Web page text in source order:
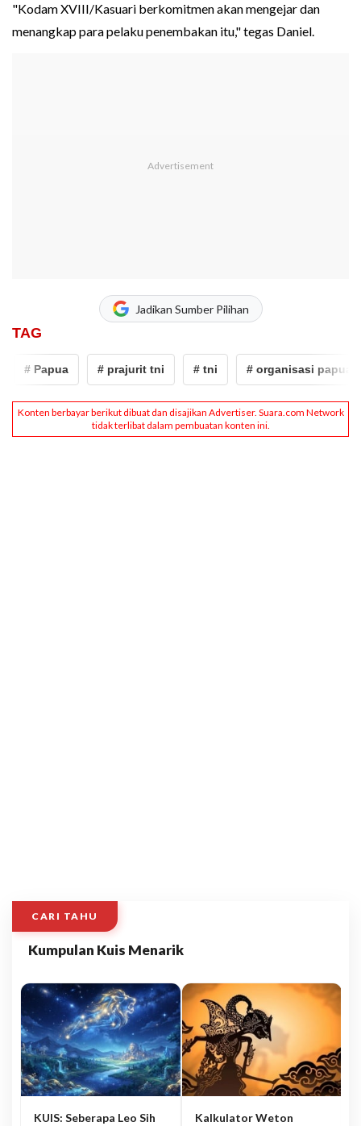
"Kodam XVIII/Kasuari berkomitmen akan mengejar dan
menangkap para pelaku penembakan itu," tegas Daniel.
Jadikan Sumber Pilihan
TAG
# Papua # prajurit tni # tni # organisasi papua
CARI TAHU
Kumpulan Kuis Menarik
KUIS: Seberapa Leo Sih
Kalkulator Weton